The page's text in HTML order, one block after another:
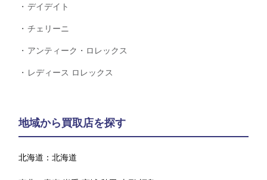
デイデイト
チェリーニ
アンティーク・ロレックス
レディース ロレックス
地域から買取店を探す
北海道：北海道